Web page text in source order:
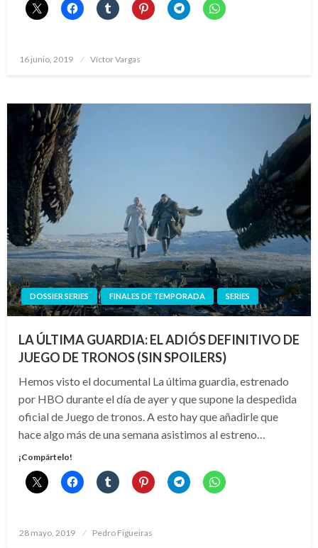
Publicado
16 junio, 2019 Víctor Vargas
DOSSIER SERIES FINALES DE TEMPORADA SERIES
LA ÚLTIMA GUARDIA: EL ADIÓS DEFINITIVO DE
JUEGO DE TRONOS (SIN SPOILERS)
Hemos visto el documental La última guardia, estrenado
por HBO durante el día de ayer y que supone la despedida
oficial de Juego de tronos. A esto hay que añadirle que
hace algo más de una semana asistimos al estreno…
¡Compártelo!
Publicado
28 mayo, 2019 Pedro Figueiras